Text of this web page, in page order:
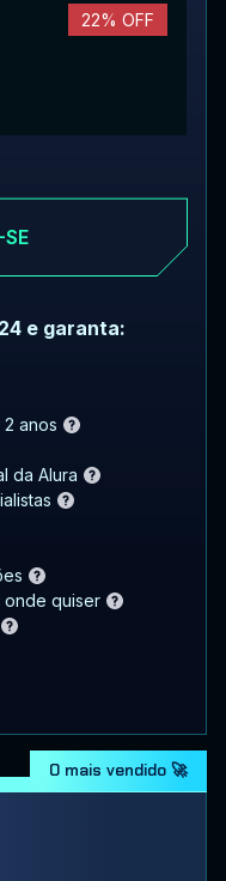
22% OFF
e garanta:
anos
da Alura
onde quiser
O mais vendido 🚀